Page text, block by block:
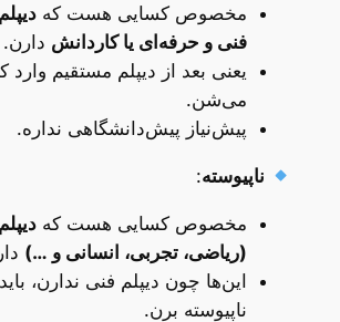
مخصوص کسایی هست که
فنی و حرفه‌ای یا کاردانش دارن.
یعنی بعد از دیپلم مستقیم وارد
می‌شن.
پیش‌نیاز پیش‌دانشگاهی نداره.
ناپیوسته:
مخصوص کسایی هست که
(ریاضی، تجربی، انسانی و …)
این‌ها چون دیپلم فنی ندارن،
ناپیوسته برن.